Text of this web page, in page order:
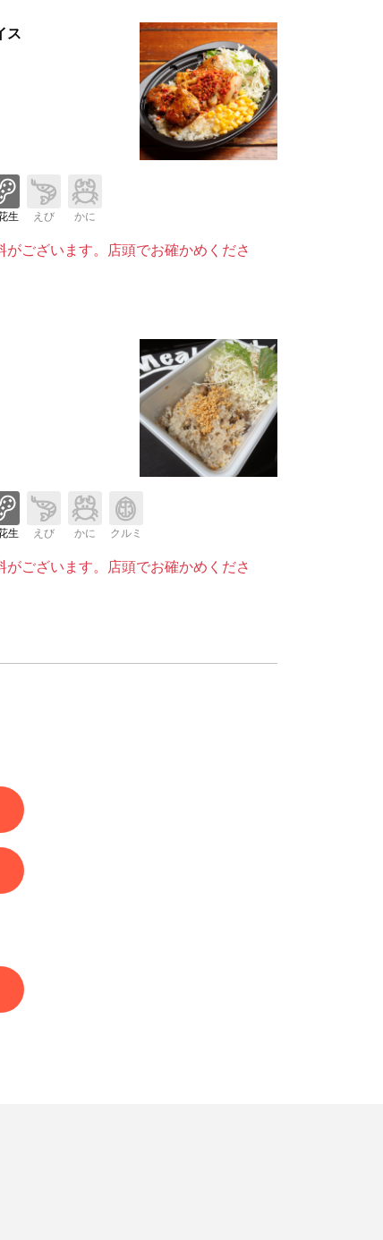
ス
生 えび かに
ございます。店頭でお確かめくださ
生 えび かに クルミ
ございます。店頭でお確かめくださ